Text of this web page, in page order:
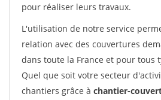
pour réaliser leurs travaux.
L'utilisation de notre service
relation avec des couvertures
dans toute la France et pour tous
Quel que soit votre secteur
chantiers grâce à chantier-